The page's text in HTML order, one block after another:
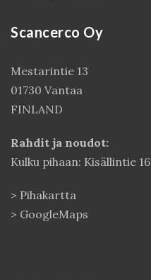
Scancerco Oy
Mestarintie 13
01730 Vantaa
FINLAND
Rahdit ja noudot:
Kulku pihaan: Kisällintie 16
> Pihakartta
> GoogleMaps